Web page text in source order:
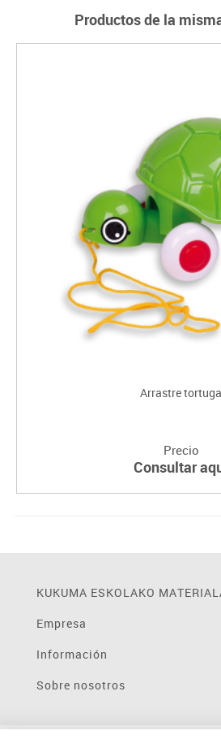
Productos de la
Arrastre tortuga
Precio
Consultar
KUKUMA ESKOLAKO
Empresa
Información
Sobre nosotros